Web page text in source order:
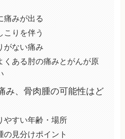
痛みが出る
こりを伴う
がない痛み
くある肘の痛みとがんが原
み、骨肉腫の可能性はど
やすい年齢・場所
の見分けポイント